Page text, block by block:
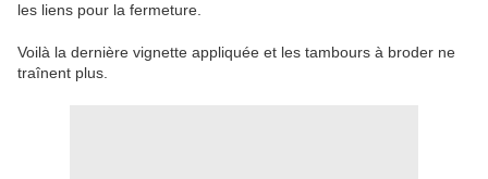
les liens pour la fermeture.
Voilà la dernière vignette appliquée et les tambours à broder ne
traînent plus.